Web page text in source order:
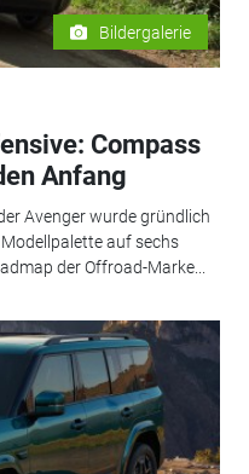
Bildergalerie
Compass
Anfang
Avenger wurde gründlich
auf sechs
der Offroad-Marke...